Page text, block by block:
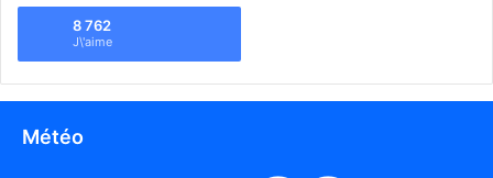
8 762
J\'aime
Météo